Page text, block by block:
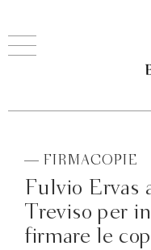
— FIRMACOPIE
Fulvio Ervas
Treviso per
firmare le